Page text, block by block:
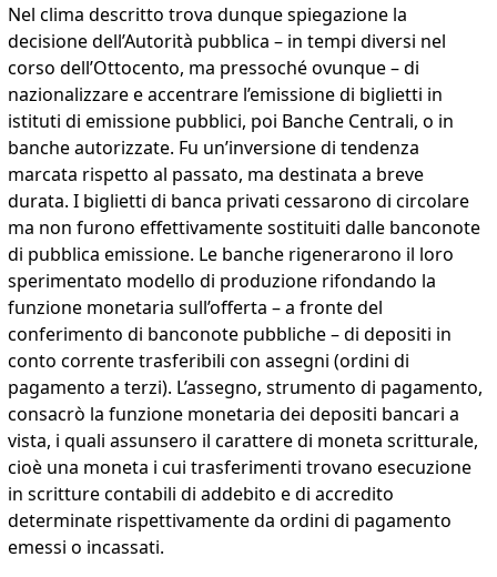
Nel clima descritto trova dunque spiegazione la
decisione dell’Autorità pubblica – in tempi diversi nel
corso dell’Ottocento, ma pressoché ovunque – di
nazionalizzare e accentrare l’emissione di biglietti in
istituti di emissione pubblici, poi Banche Centrali, o in
banche autorizzate. Fu un’inversione di tendenza
marcata rispetto al passato, ma destinata a breve
durata. I biglietti di banca privati cessarono di circolare
ma non furono effettivamente sostituiti dalle banconote
di pubblica emissione. Le banche rigenerarono il loro
sperimentato modello di produzione rifondando la
funzione monetaria sull’offerta – a fronte del
conferimento di banconote pubbliche – di depositi in
conto corrente trasferibili con assegni (ordini di
pagamento a terzi). L’assegno, strumento di pagamento,
consacrò la funzione monetaria dei depositi bancari a
vista, i quali assunsero il carattere di moneta scritturale,
cioè una moneta i cui trasferimenti trovano esecuzione
in scritture contabili di addebito e di accredito
determinate rispettivamente da ordini di pagamento
emessi o incassati.